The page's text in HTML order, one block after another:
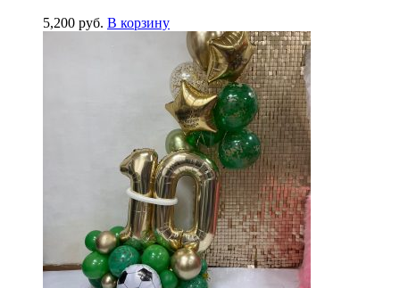
5,200 руб. В корзину